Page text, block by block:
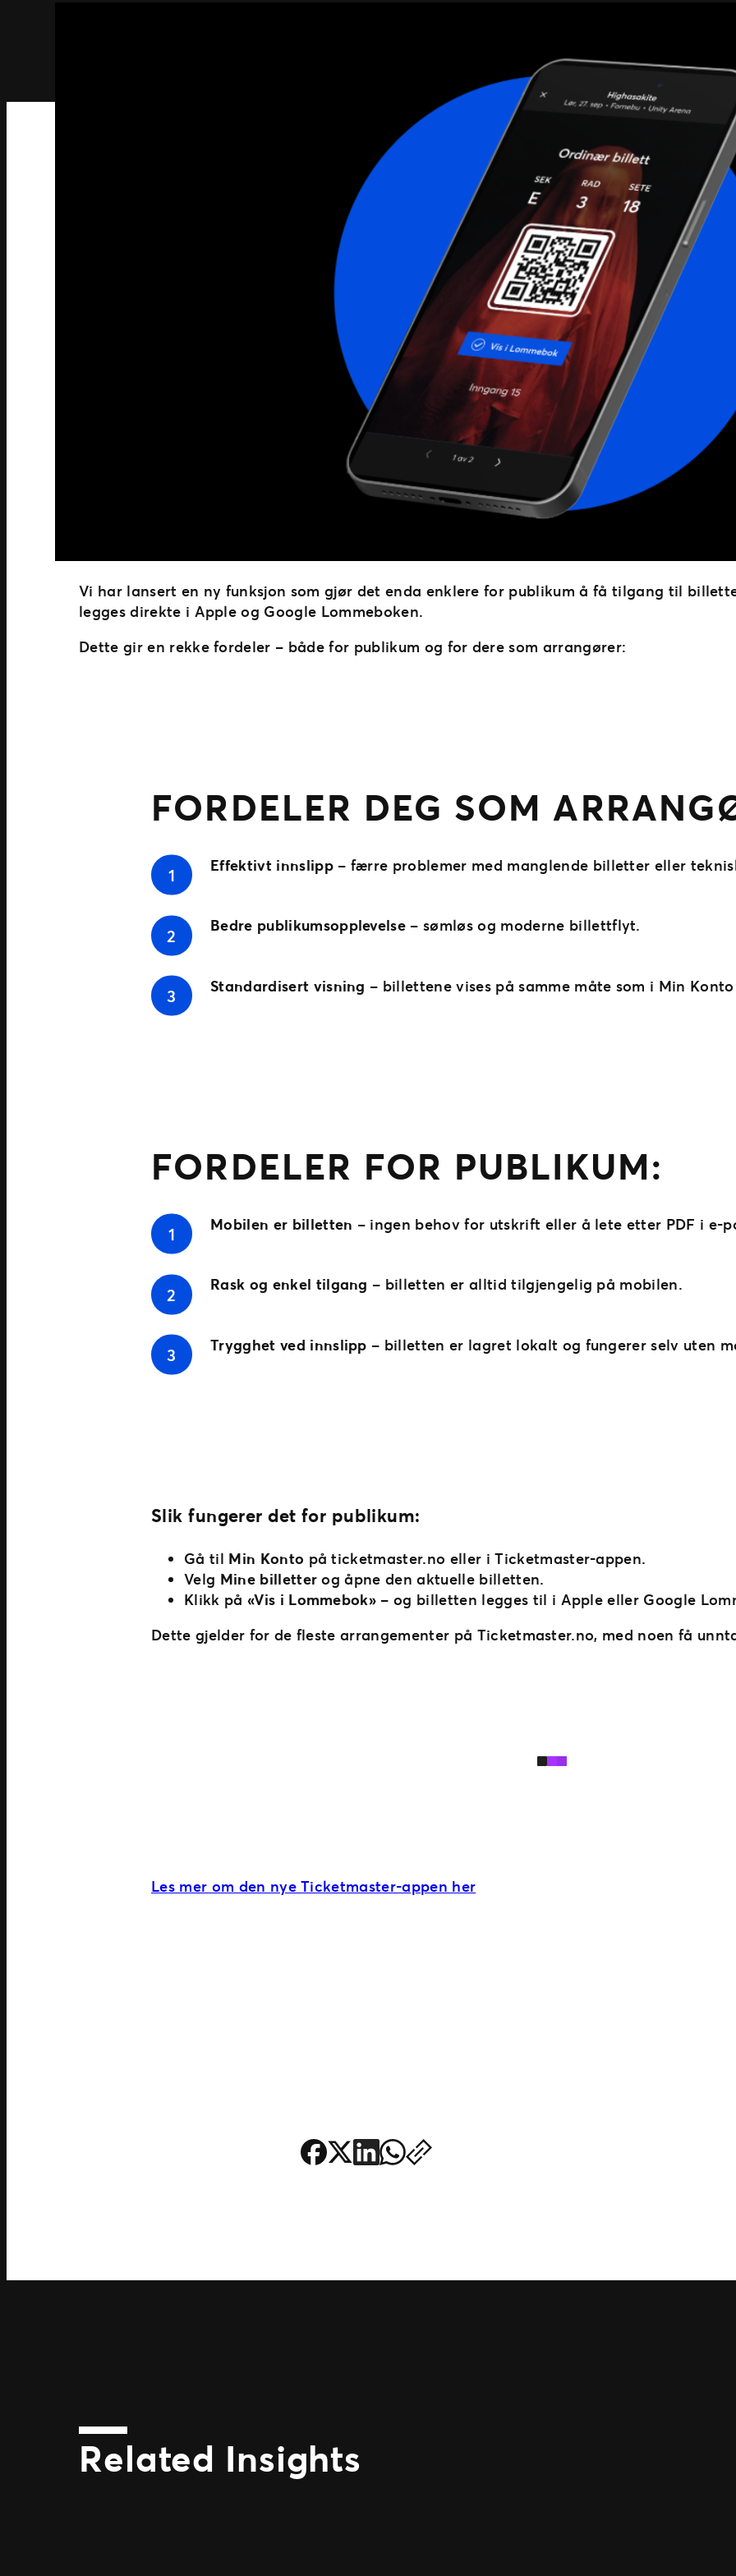
Vi har lansert en ny funksjon som gjør det enda enklere for publikum å få tilgang til
legges direkte i Apple og Google Lommeboken.
Dette gir en rekke fordeler – både for publikum og for dere som arrangører:
FORDELER DEG SOM
Effektivt innslipp– færre problemer med manglende billetter eller
Bedre publikumsopplevelse – sømløs og moderne billettflyt.
Standardisert visning – billettene vises på samme måte som i Min
FORDELER FOR PUBLIKUM:
Mobilen er billetten – ingen behov for utskrift eller å lete etter PDF i e-
Rask og enkel tilgang – billetten er alltid tilgjengelig på mobilen.
Trygghet ved innslipp – billetten er lagret lokalt og fungerer selv uten
Slik fungerer det for publikum:
Gå til Min Konto på ticketmaster.no eller i Ticketmaster-appen.
Velg Mine billetter og åpne den aktuelle billetten.
Klikk på «Vis i Lommebok» – og billetten legges til i Apple eller Google
Dette gjelder for de fleste arrangementer på Ticketmaster.no, med noen få
Les mer om den nye Ticketmaster-appen her
Related Insights